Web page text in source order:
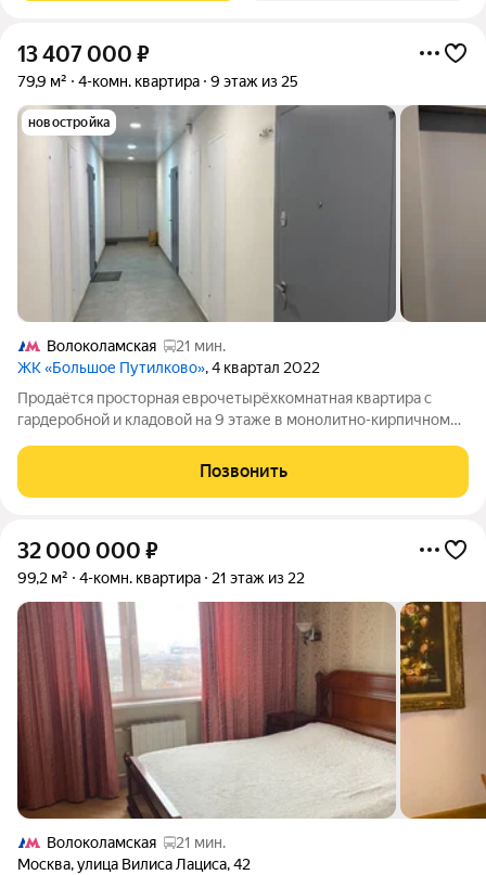
13 407 000 ₽
79,9 м² 4-комн. квартира 9 этаж из 25
новостройка
Волоколамская
21 мин.
ЖК «Большое Путилково», 4 квартал 2022
Продаётся просторная еврочетырёхкомнатная квартира с
гардеробной и кладовой на 9 этаже в монолитно-кирпичном
чистом районе. В квартире требуется ремонт, что позволяет
воплотить любые дизайнерские
Позвонить
32 000 000 ₽
99,2 м² 4-комн. квартира 21 этаж из 22
Волоколамская
21 мин.
Москва,улица Вилиса Лациса,42